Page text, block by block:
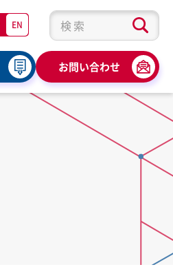
検索キーワード入力
EN
お問い合わせ